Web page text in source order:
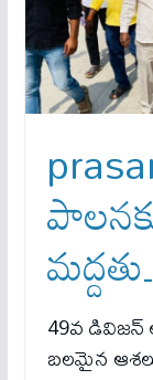
49వ డివిజన్ లో
బలమైన